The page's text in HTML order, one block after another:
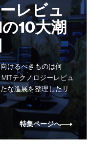
レビュ
10大潮
けるべきものは何
テクノロジーレビュ
な進展を整理したリ
特集ページへ